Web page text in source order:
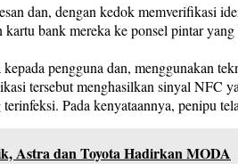
dan, dengan kedok memverifikasi
bank mereka ke ponsel pintar
pengguna dan, menggunakan
tersebut menghasilkan sinyal
Pada kenyataannya, penipu
Astra dan Toyota Hadirkan MODA